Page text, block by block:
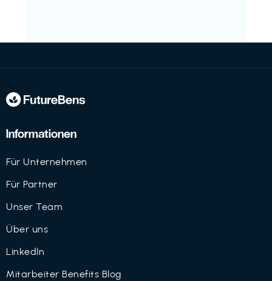
Informationen
Für Unternehmen
Für Partner
Unser Team
Über uns
LinkedIn
Mitarbeiter Benefits Blog